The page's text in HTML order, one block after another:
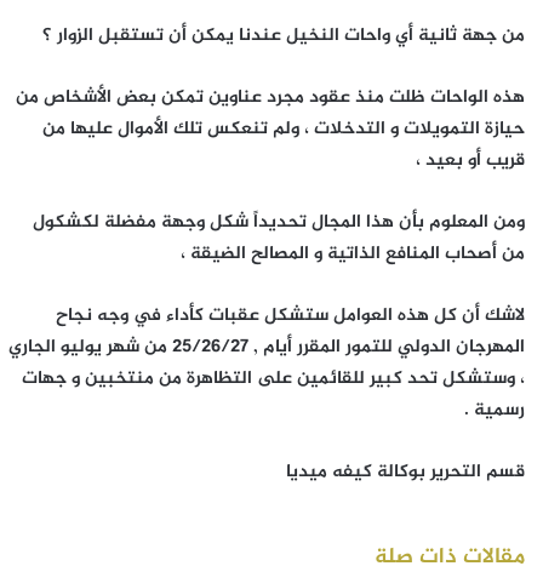
من جهة ثانية أي واحات النخيل عندنا يمكن أن تستقبل الزوار ؟
هذه الواحات ظلت منذ عقود مجرد عناوين تمكن بعض الأشخاص من
حيازة التمويلات و التدخلات ، ولم تنعكس تلك الأموال عليها من
قريب أو بعيد ،
ومن المعلوم بأن هذا المجال تحديداً شكل وجهة مفضلة لكشكول
من أصحاب المنافع الذاتية و المصالح الضيقة ،
لاشك أن كل هذه العوامل ستشكل عقبات كأداء في وجه نجاح
المهرجان الدولي للتمور المقرر أيام , 25/26/27 من شهر يوليو الجاري
، وستشكل تحد كبير للقائمين على التظاهرة من منتخبين و جهات
رسمية .
قسم التحرير بوكالة كيفه ميديا
مقالات ذات صلة